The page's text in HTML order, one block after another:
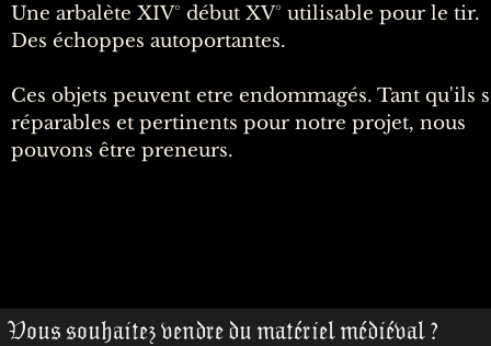
Une arbalète XIV° début XV° utilisable pour le tir.
Des échoppes autoportantes.
Ces objets peuvent etre endommagés. Tant qu'ils
réparables et pertinents pour notre projet, nous
pouvons être preneurs.
Vous souhaitez vendre du matériel médiéval ?